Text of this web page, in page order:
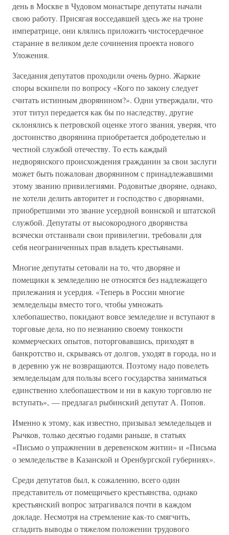
день в Москве в Чудовом монастыре депутаты начали
свою работу. Присягая восседавшей здесь же на троне
императрице, они клялись приложить чистосердечное
старание в великом деле сочинения проекта нового
Уложения.
Заседания депутатов проходили очень бурно. Жаркие
споры вскипели по вопросу «Кого по закону следует
считать истинным дворянином?». Одни утверждали, что
этот титул передается как бы по наследству, другие
склонялись к петровской оценке этого звания, уверяя, что
достоинство дворянина приобретается добродетелью и
честной службой отечеству. То есть каждый
недворянского происхождения гражданин за свои заслуги
может быть пожалован дворянином с принадлежавшими
этому званию привилегиями. Родовитые дворяне, однако,
не хотели делить авторитет и господство с дворянами,
приобретшими это звание усердной воинской и штатской
службой. Депутаты от высокородного дворянства
всячески отстаивали свои привилегии, требовали для
себя неограниченных прав владеть крестьянами.
Многие депутаты сетовали на то, что дворяне и
помещики к земледелию не относятся без надлежащего
прилежания и усердия. «Теперь в России многие
земледельцы вместо того, чтобы умножать
хлебопашество, покидают вовсе земледелие и вступают в
торговые дела, но по незнанию своему тонкости
коммерческих опытов, поторговавшись, приходят в
банкротство и, скрываясь от долгов, уходят в города, но и
в деревню уж не возвращаются. Поэтому надо повелеть
земледельцам для пользы всего государства заниматься
единственно хлебопашеством и ни в какую торговлю не
вступать», — предлагал рыбинский депутат А. Попов.
Именно к этому, как известно, призывал земледельцев и
Рычков, только десятью годами раньше, в статьях
«Письмо о упражнении в деревенском житии» и «Письма
о земледельстве в Казанской и Оренбургской губерниях».
Среди депутатов был, к сожалению, всего один
представитель от помещичьего крестьянства, однако
крестьянский вопрос затрагивался почти в каждом
докладе. Несмотря на стремление как-то смягчить,
сгладить выводы о тяжелом положении трудового